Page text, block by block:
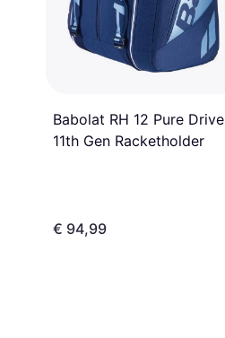
Babolat RH 12 Pure Drive
11th Gen Racketholder
€ 94,99